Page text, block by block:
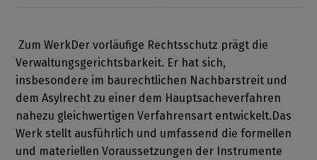
Zum WerkDer vorläufige Rechtsschutz prägt die
Verwaltungsgerichtsbarkeit. Er hat sich,
insbesondere im baurechtlichen Nachbarstreit und
dem Asylrecht zu einer dem Hauptsacheverfahren
nahezu gleichwertigen Verfahrensart entwickelt.Das
Werk stellt ausführlich und umfassend die formellen
und materiellen Voraussetzungen der Instrumente